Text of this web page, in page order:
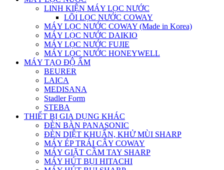
LINH KIỆN MÁY LỌC NƯỚC
LÕI LỌC NƯỚC COWAY
MÁY LỌC NƯỚC COWAY (Made in Korea)
MÁY LỌC NƯỚC DAIKIO
MÁY LỌC NƯỚC FUJIE
MÁY LỌC NƯỚC HONEYWELL
MÁY TẠO ĐỘ ẨM
BEURER
LAICA
MEDISANA
Stadler Form
STEBA
THIẾT BỊ GIA DỤNG KHÁC
ĐÈN BÀN PANASONIC
ĐÈN DIỆT KHUẨN, KHỬ MÙI SHARP
MÁY ÉP TRÁI CÂY COWAY
MÁY GIẶT CẦM TAY SHARP
MÁY HÚT BỤI HITACHI